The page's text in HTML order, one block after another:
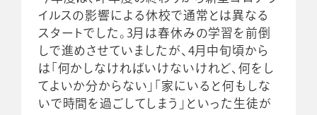
イルスの影響による休校で通常とは異なる
スタートでした。3月は春休みの学習を前倒
しで進めさせていましたが、4月中旬頃から
は「何かしなければいけないけれど、何をし
てよいか分からない」「家にいると何もしな
いで時間を過ごしてしまう」といった生徒が